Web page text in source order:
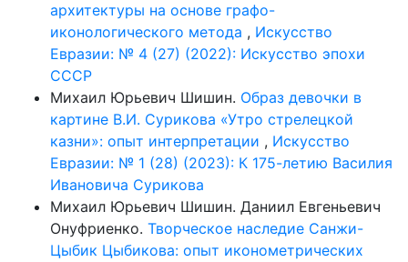
архитектуры на основе графо-
иконологического метода , Искусство
Евразии: № 4 (27) (2022): Искусство эпохи
СССР
Михаил Юрьевич Шишин. Образ девочки в
картине В.И. Сурикова «Утро стрелецкой
казни»: опыт интерпретации , Искусство
Евразии: № 1 (28) (2023): К 175-летию Василия
Ивановича Сурикова
Михаил Юрьевич Шишин. Даниил Евгеньевич
Онуфриенко. Творческое наследие Санжи-
Цыбик Цыбикова: опыт иконометрических